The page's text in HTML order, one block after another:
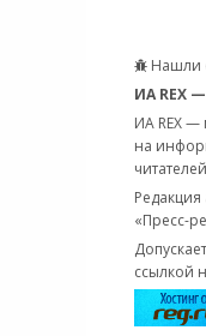
Нашли
ИА REX
ИА REX
на
Редакция
«Пресс-
ссылкой